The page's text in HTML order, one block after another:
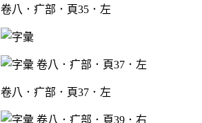
卷八．疒部．頁35．左
卷八．疒部．頁37．左